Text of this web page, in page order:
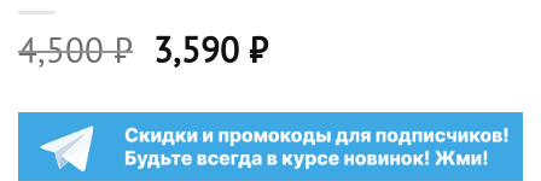
4,500₽ Первоначальная
цена
составляла
4,500 ₽.
3,590 ₽Текущая
3,590 ₽.